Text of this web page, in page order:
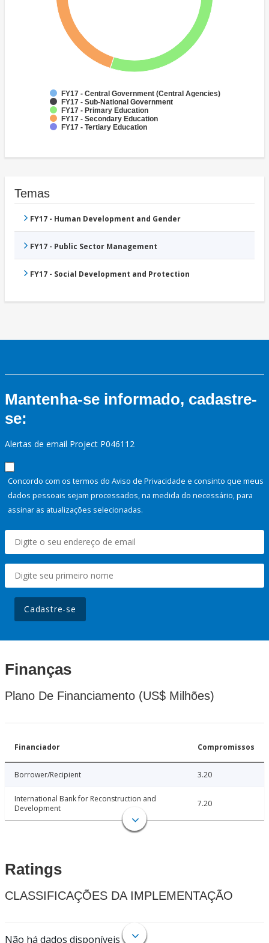
FY17 - Central Government (Central Agencies)
FY17 - Sub-National Government
FY17 - Primary Education
FY17 - Secondary Education
FY17 - Tertiary Education
Temas
FY17 - Human Development and Gender
FY17 - Public Sector Management
FY17 - Social Development and Protection
Mantenha-se informado, cadastre-
se:
Alertas de email Project P046112
Concordo com os termos do Aviso de Privacidade e consinto que meus
dados pessoais sejam processados, na medida do necessário, para
assinar as atualizações selecionadas.
Cadastre-se
Finanças
Plano De Financiamento (US$ Milhões)
Financiador Compromissos
Borrower/Recipient 3.20
International Bank for Reconstruction and
Development
7.20
Ratings
CLASSIFICAÇÕES DA IMPLEMENTAÇÃO
Não há dados disponíveis